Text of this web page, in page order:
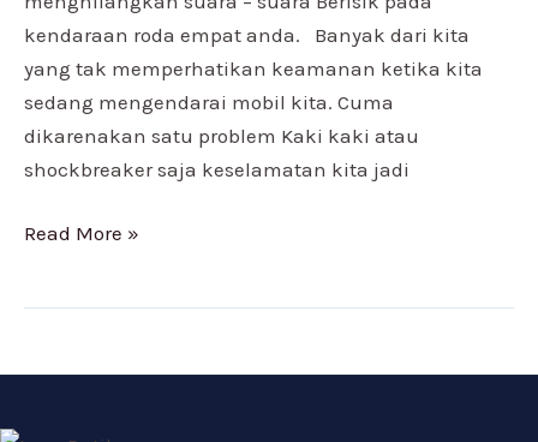
kendaraan roda empat anda. Banyak dari kita
yang tak memperhatikan keamanan ketika kita
sedang mengendarai mobil kita. Cuma
dikarenakan satu problem Kaki kaki atau
shockbreaker saja keselamatan kita jadi
Read More »